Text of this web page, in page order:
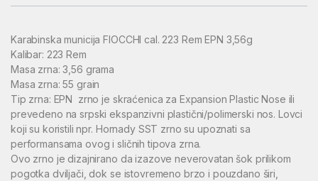
Karabinska municija FIOCCHI cal. 223 Rem EPN 3,56g
Kalibar: 223 Rem
Masa zrna: 3,56 grama
Masa zrna: 55 grain
Tip zrna: EPN zrno je skraćenica za Expansion Plastic Nose ili
prevedeno na srpski ekspanzivni plastični/polimerski nos. Lovci
koji su koristili npr. Hornady SST zrno su upoznati sa
performansama ovog i sličnih tipova zrna.
Ovo zrno je dizajnirano da izazove neverovatan šok prilikom
pogotka dviljači, dok se istovremeno brzo i pouzdano širi,